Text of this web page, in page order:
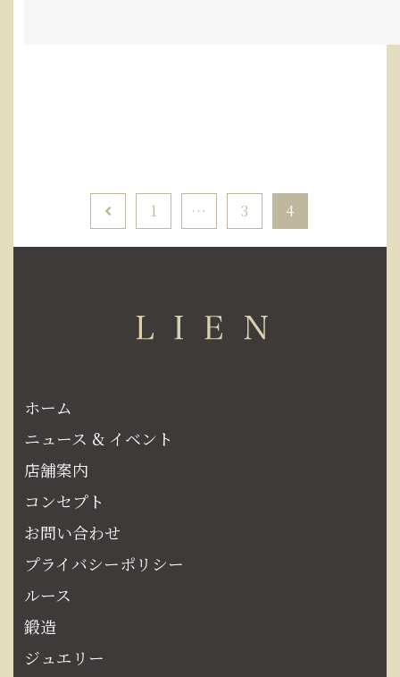
1 … 3 4
ホーム
ニュース & イベント
店舗案内
コンセプト
お問い合わせ
プライバシーポリシー
ルース
鍛造
ジュエリー